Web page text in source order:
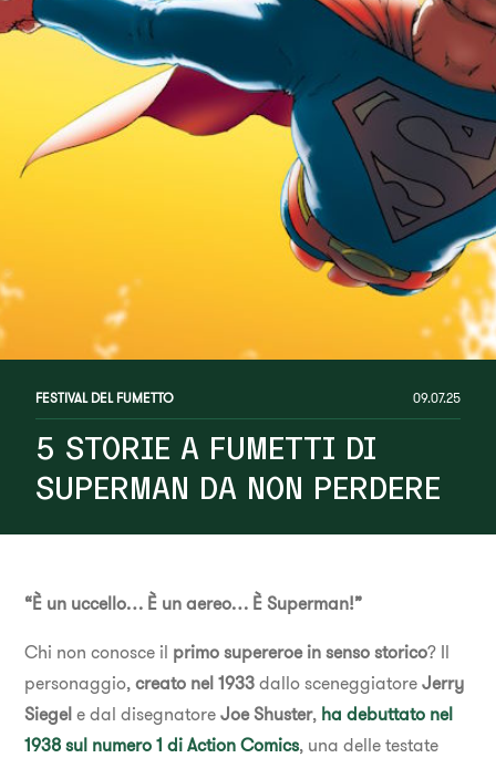
FESTIVAL DEL FUMETTO 09.07.25
5 STORIE A FUMETTI DI
SUPERMAN DA NON PERDERE
“È un uccello… È un aereo… È Superman!”
Chi non conosce il primo supereroe in senso storico? Il
personaggio, creato nel 1933 dallo sceneggiatoreJerry
Siegel e dal disegnatoreJoe Shuster, ha debuttato nel
1938 sul numero 1 di Action Comics, una delle testate